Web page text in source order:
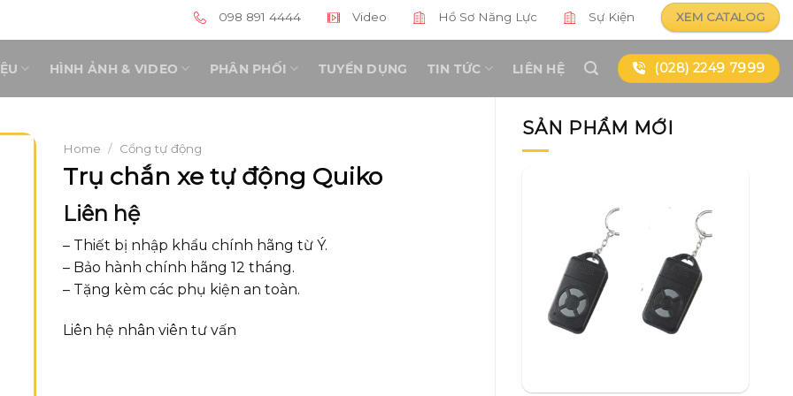
098 891 4444 Video Hồ Sơ Năng Lực Sự Kiện XEM CATALOG
HÌNH ẢNH & VIDEO PHÂN PHỐI TUYỂN DỤNG TIN TỨC LIÊN HỆ (028) 2249 7999
SẢN PHẨM MỚI
Home / Cổng tự động
Trụ chắn xe tự động Quiko
Liên hệ
– Thiết bị nhập khẩu chính hãng từ Ý.
– Bảo hành chính hãng 12 tháng.
– Tặng kèm các phụ kiện an toàn.
Liên hệ nhân viên tư vấn